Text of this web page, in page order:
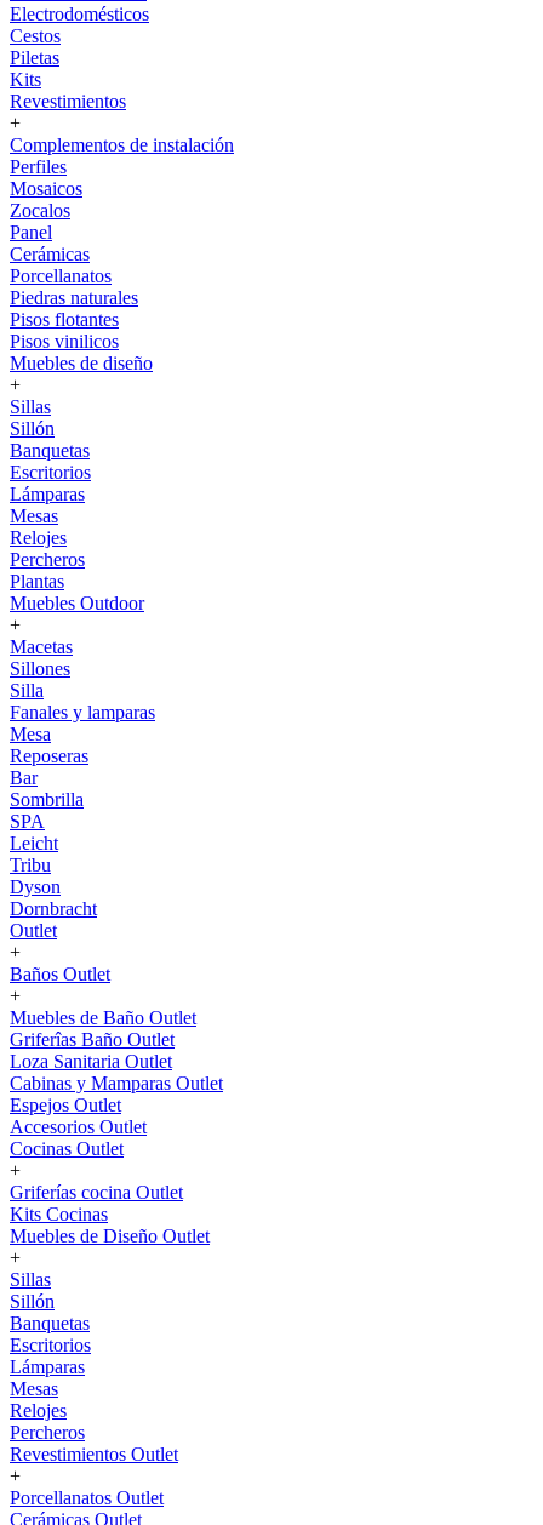
Electrodomésticos
Cestos
Piletas
Kits
Revestimientos
+
Complementos de instalación
Perfiles
Mosaicos
Zocalos
Panel
Cerámicas
Porcellanatos
Piedras naturales
Pisos flotantes
Pisos vinilicos
Muebles de diseño
+
Sillas
Sillón
Banquetas
Escritorios
Lámparas
Mesas
Relojes
Percheros
Plantas
Muebles Outdoor
+
Macetas
Sillones
Silla
Fanales y lamparas
Mesa
Reposeras
Bar
Sombrilla
SPA
Leicht
Tribu
Dyson
Dornbracht
Outlet
+
Baños Outlet
+
Muebles de Baño Outlet
Griferîas Baño Outlet
Loza Sanitaria Outlet
Cabinas y Mamparas Outlet
Espejos Outlet
Accesorios Outlet
Cocinas Outlet
+
Griferías cocina Outlet
Kits Cocinas
Muebles de Diseño Outlet
+
Sillas
Sillón
Banquetas
Escritorios
Lámparas
Mesas
Relojes
Percheros
Revestimientos Outlet
+
Porcellanatos Outlet
Cerámicas Outlet